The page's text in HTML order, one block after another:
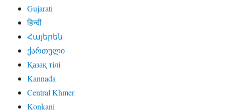
Gujarati
हिन्दी
Հայերեն
ქართული
Қазақ тілі
Kannada
Central Khmer
Konkani